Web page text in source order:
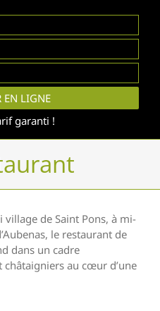
EN LIGNE
garanti !
de Saint Pons, à mi-
le restaurant de
dans un cadre
au cœur d’une